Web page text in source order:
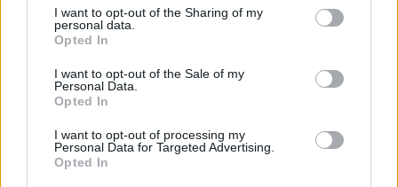
I want to opt-out of the Sharing of my
personal data.
Opted In
I want to opt-out of the Sale of my
Personal Data.
Opted In
I want to opt-out of processing my
Personal Data for Targeted Advertising.
Opted In